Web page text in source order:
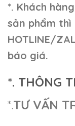
*. Khách
sản phẩm
HOTLINE/
báo giá.
*. THÔNG
*.TƯ VẤN